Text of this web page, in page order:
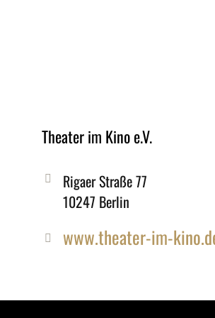
Theater im Kino e.V.
Rigaer Straße 77
10247 Berlin
www.theater-im-